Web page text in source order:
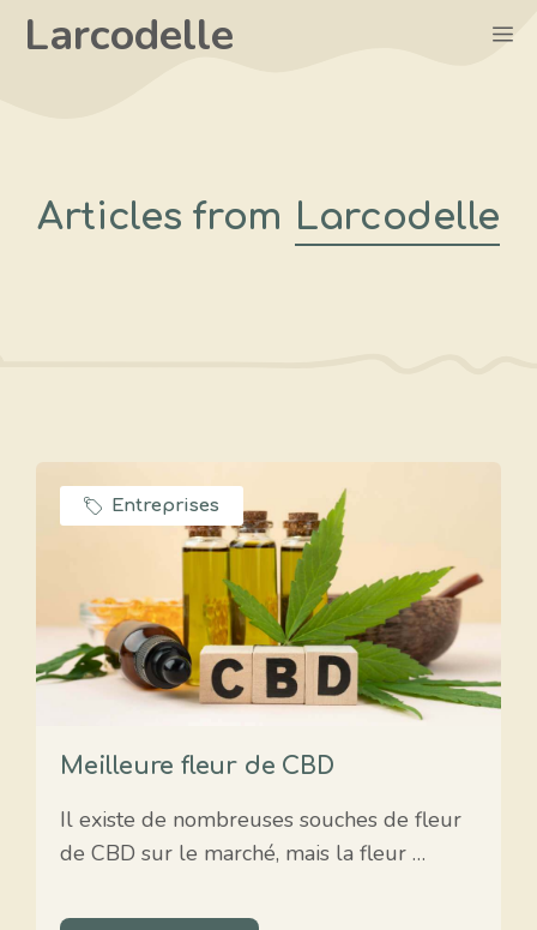
AllerLarcodelle
Articles from Larcodelle
Entreprises
Meilleure fleur de CBD
Il existe de nombreuses souches de fleur
de CBD sur le marché, mais la fleur …